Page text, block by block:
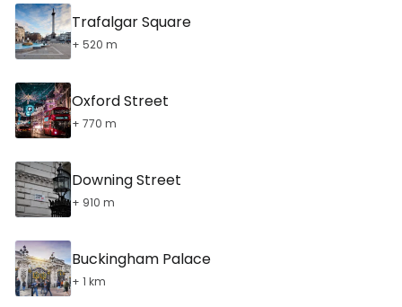
Trafalgar Square
+ 520 m
Oxford Street
+ 770 m
Downing Street
+ 910 m
Buckingham Palace
+ 1 km